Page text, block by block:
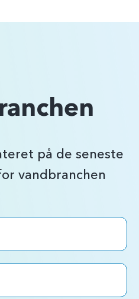
på de seneste
vandbranchen